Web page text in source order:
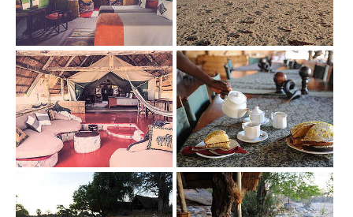
Show larger version Show larger version
Show larger version Show larger version